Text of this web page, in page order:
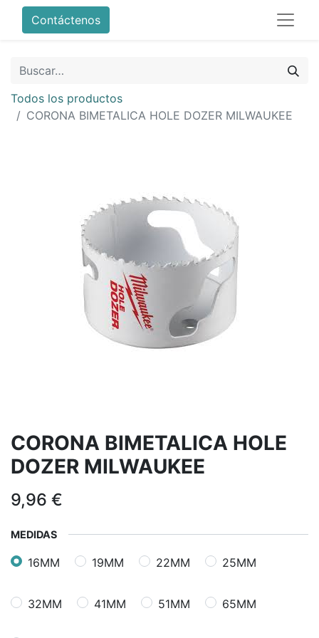
Contáctenos
Todos los productos
CORONA BIMETALICA HOLE DOZER MILWAUKEE
CORONA BIMETALICA HOLE
DOZER MILWAUKEE
9,96 €
MEDIDAS
16MM 19MM 22MM 25MM
32MM 41MM 51MM 65MM